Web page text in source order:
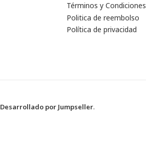
Términos y Condiciones
Politica de reembolso
Política de privacidad
Desarrollado por Jumpseller.